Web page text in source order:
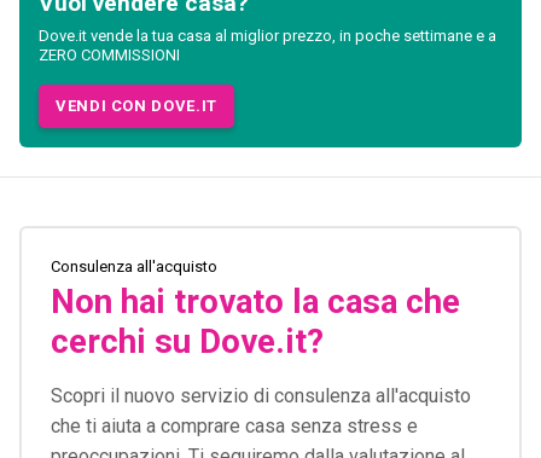
Dove.it vende la tua casa al miglior prezzo, in poche settimane e a
ZERO COMMISSIONI
VENDI CON DOVE.IT
Consulenza all'acquisto
Non hai trovato la casa che
cerchi su Dove.it?
Scopri il nuovo servizio di consulenza all'acquisto
che ti aiuta a comprare casa senza stress e